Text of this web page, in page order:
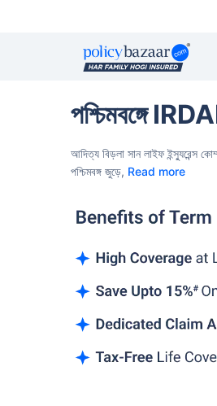
পশ্চিমবঙ্গে
আদিত্য বিড়লা সান লাইফ ইন্স্যুরেন্স
পশ্চিমবঙ্গ জুড়ে, Read more